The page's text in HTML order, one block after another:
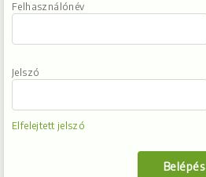
Felhasználónév
Jelszó
Elfelejtett jelszó
Belépés